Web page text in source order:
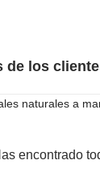
de los
naturales a
encontrado